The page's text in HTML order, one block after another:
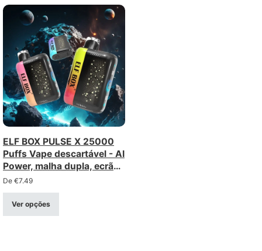
ELF BOX PULSE X 25000
Puffs Vape descartável - AI
Power, malha dupla, ecrã
3D
De €7.49
Ver opções